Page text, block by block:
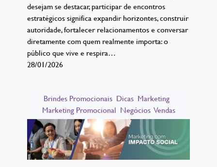
desejam se destacar, participar de encontros
estratégicos significa expandir horizontes, construir
autoridade, fortalecer relacionamentos e conversar
diretamente com quem realmente importa: o
público que vive e respira…
28/01/2026
Brindes Promocionais Dicas Marketing
Marketing Promocional Negócios Vendas